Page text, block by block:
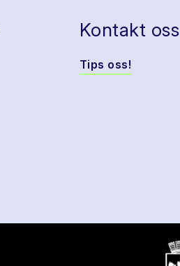
Kontakt oss
Tips oss!